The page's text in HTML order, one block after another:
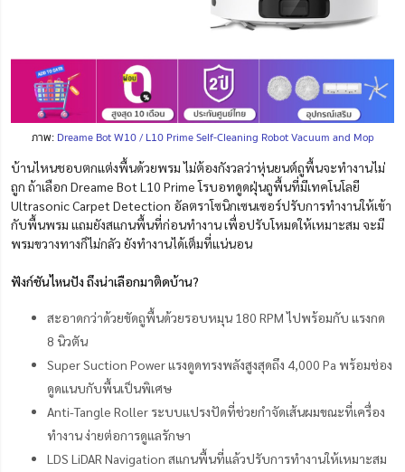
ภาพ: Dreame Bot W10 / L10 Prime Self-Cleaning Robot Vacuum and Mop
บ้านไหนชอบตกแต่งพื้นด้วยพรม ไม่ต้องกังวลว่าหุ่นยนต์ถูพื้นจะทำงานไม่
ถูก ถ้าเลือก Dreame Bot L10 Prime โรบอทดูดฝุ่นถูพื้นที่มีเทคโนโลยี
Ultrasonic Carpet Detection อัลตราโซนิกเซนเซอร์ปรับการทำงานให้เข้า
กับพื้นพรม แถมยังสแกนพื้นที่ก่อนทำงาน เพื่อปรับโหมดให้เหมาะสม จะมี
พรมขวางทางก็ไม่กลัว ยังทำงานได้เต็มที่แน่นอน
ฟังก์ชันไหนปัง ถึงน่าเลือกมาติดบ้าน?
สะอาดกว่าด้วยขัดถูพื้นด้วยรอบหมุน 180 RPM ไปพร้อมกับ แรงกด
8 นิวตัน
Super Suction Power แรงดูดทรงพลังสูงสุดถึง 4,000 Pa พร้อมช่อง
ดูดแนบกับพื้นเป็นพิเศษ
Anti-Tangle Roller ระบบแปรงปัดที่ช่วยกำจัดเส้นผมขณะที่เครื่อง
ทำงาน ง่ายต่อการดูแลรักษา
LDS LiDAR Navigation สแกนพื้นที่แล้วปรับการทำงานให้เหมาะสม